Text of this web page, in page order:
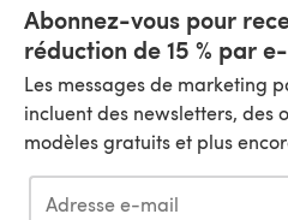
Abonnez-vous pour
réduction de 15 % par
Les messages de marketing
incluent des newsletters, des
modèles gratuits et plus